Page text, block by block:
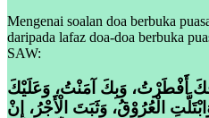
Mengenai soalan doa berbuka
daripada lafaz doa-doa berbuka
SAW:
أَفْطَرْتُ، وَبِكَ آمَنْتُ، وَعَلَيْكَ
الْعُرُوْقُ، وَثَبَتَ الْأَجْرُ، إِنْ